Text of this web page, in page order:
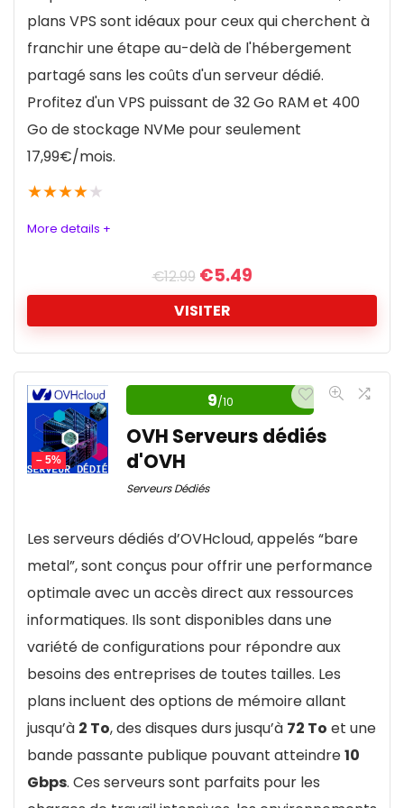
Analyse d'audience en temps réel.
Sécurité renforcée pour la protection des flux.
CONTRE:
Un peu chère pour des forfaits de haut de
pour la configuration initiale.
Nombre d'auditeurs
Infrastructure technique
Options de Monétisation et de Publicité 9.8
Analyse et Statistiques d'Audience
De 500 Go à 6 To de consommation mensuelle
Bitrate de 128 Kbps jusqu'à 192 Kbps maximum
Audience illimitée pour garantir votre succès
Création instantanée de vos radios
Choix entre payer en fonction du Flux ou encore
au forfait.
Compatibilité avec tous les supports
Statistiques et suivi d'audience
Outils d'analyse & publicité
et transcodage.
Infrastructure évolutive et respectueuse de
l'environnement.
Outils de monétisation et statistiques
d'audience précises.
Facilité de création et de gestion de radio en
plans VPS sont idéaux pour ceux qui cherchent à
franchir une étape au-delà de l'hébergement
partagé sans les coûts d'un serveur dédié.
Profitez d'un VPS puissant de 32 Go RAM et 400
Go de stockage NVMe pour seulement
17,99€/mois.
★★★★★
More details +
€12.99 €5.49
VISITER
VPS à prix réduit
Hostinger offre avec ses plans VPS une solution
d'hébergement puissante et adaptable. Que
vous ayez besoin de gérer un site e-commerce à
fort trafic ou une application web complexe, les
sécurité nécessaires pour soutenir votre
Prix
Interface Panneau de configuration
POUR:
– 5%
9/10
OVH Serveurs dédiés
d'OVH
Serveurs Dédiés
Les serveurs dédiés d’OVHcloud, appelés “bare
metal”, sont conçus pour offrir une performance
optimale avec un accès direct aux ressources
informatiques. Ils sont disponibles dans une
variété de configurations pour répondre aux
besoins des entreprises de toutes tailles. Les
plans incluent des options de mémoire allant
jusqu’à 2 To, des disques durs jusqu’à 72 To et une
bande passante publique pouvant atteindre10
Gbps. Ces serveurs sont parfaits pour les